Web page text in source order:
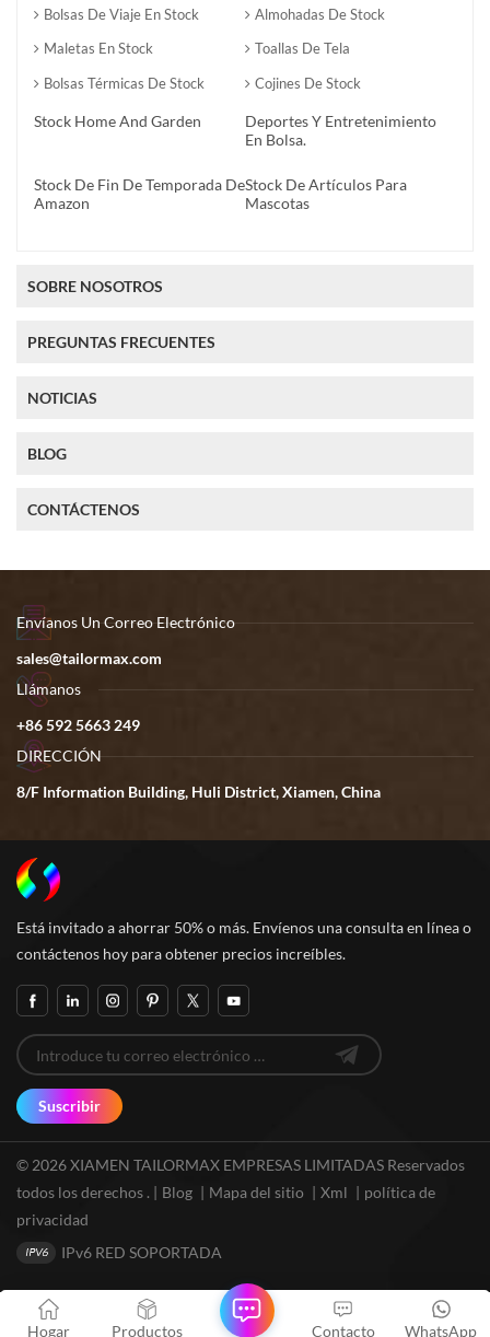
Bolsas De Viaje En Stock
Maletas En Stock
Bolsas Térmicas De Stock
Almohadas De Stock
Toallas De Tela
Cojines De Stock
Stock Home And Garden
Deportes Y Entretenimiento
En Bolsa.
Stock De Fin De Temporada De
Amazon
Stock De Artículos Para
Mascotas
SOBRE NOSOTROS
PREGUNTAS FRECUENTES
NOTICIAS
BLOG
CONTÁCTENOS
Envíanos Un Correo Electrónico
sales@tailormax.com
Llámanos
+86 592 5663 249
DIRECCIÓN
8/F Information Building, Huli District, Xiamen, China
Está invitado a ahorrar 50% o más. Envíenos una consulta en línea o
contáctenos hoy para obtener precios increíbles.
Suscribir
© 2026 XIAMEN TAILORMAX EMPRESAS LIMITADAS Reservados
todos los derechos . | Blog | Mapa del sitio | Xml | política de
privacidad
IPv6 RED SOPORTADA
Hogar Productos WhatsApp
Contacto